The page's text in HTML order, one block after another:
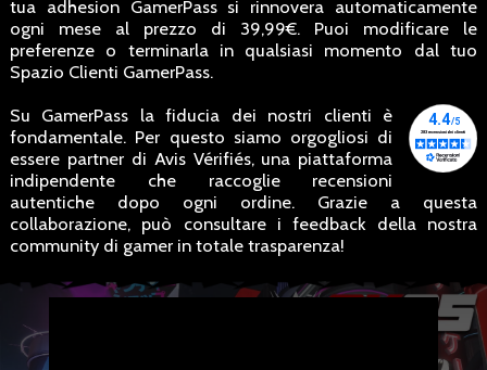
tua adhesion GamerPass si rinnovera automaticamente
ogni mese al prezzo di 39,99€. Puoi modificare le
preferenze o terminarla in qualsiasi momento dal tuo
Spazio Clienti GamerPass.
Su GamerPass la fiducia dei nostri clienti è
fondamentale. Per questo siamo orgogliosi di
essere partner di Avis Vérifiés, una piattaforma
indipendente che raccoglie recensioni
autentiche dopo ogni ordine. Grazie a questa
collaborazione, può consultare i feedback della nostra
community di gamer in totale trasparenza!